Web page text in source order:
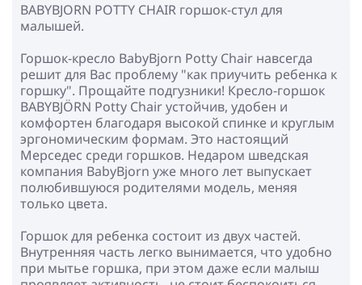
BABYBJORN POTTY CHAIR горшок-стул для
малышей.
Горшок-кресло BabyBjorn Potty Chair навсегда
решит для Вас проблему "как приучить ребенка к
горшку". Прощайте подгузники! Кресло-горшок
BABYBJÖRN Potty Chair устойчив, удобен и
комфортен благодаря высокой спинке и круглым
эргономическим формам. Это настоящий
Мерседес среди горшков. Недаром шведская
компания BabyBjorn уже много лет выпускает
полюбившуюся родителями модель, меняя
только цвета.
Горшок для ребенка состоит из двух частей.
Внутренняя часть легко вынимается, что удобно
при мытье горшка, при этом даже если малыш